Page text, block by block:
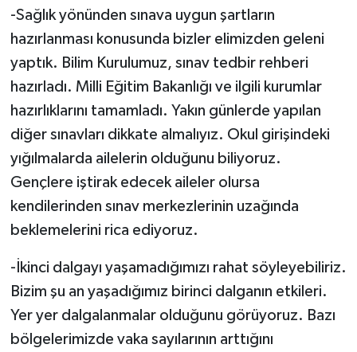
-Sağlık yönünden sınava uygun şartların
hazırlanması konusunda bizler elimizden geleni
yaptık. Bilim Kurulumuz, sınav tedbir rehberi
hazırladı. Milli Eğitim Bakanlığı ve ilgili kurumlar
hazırlıklarını tamamladı. Yakın günlerde yapılan
diğer sınavları dikkate almalıyız. Okul girişindeki
yığılmalarda ailelerin olduğunu biliyoruz.
Gençlere iştirak edecek aileler olursa
kendilerinden sınav merkezlerinin uzağında
beklemelerini rica ediyoruz.
-İkinci dalgayı yaşamadığımızı rahat söyleyebiliriz.
Bizim şu an yaşadığımız birinci dalganın etkileri.
Yer yer dalgalanmalar olduğunu görüyoruz. Bazı
bölgelerimizde vaka sayılarının arttığını